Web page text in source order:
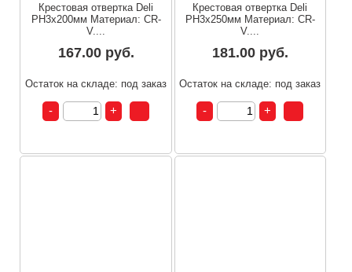
Крестовая отвертка Deli
PH3x200мм Материал: CR-
V....
167.00 руб.
Остаток на складе: под заказ
Крестовая отвертка Deli
PH3x250мм Материал: CR-
V....
181.00 руб.
Остаток на складе: под заказ